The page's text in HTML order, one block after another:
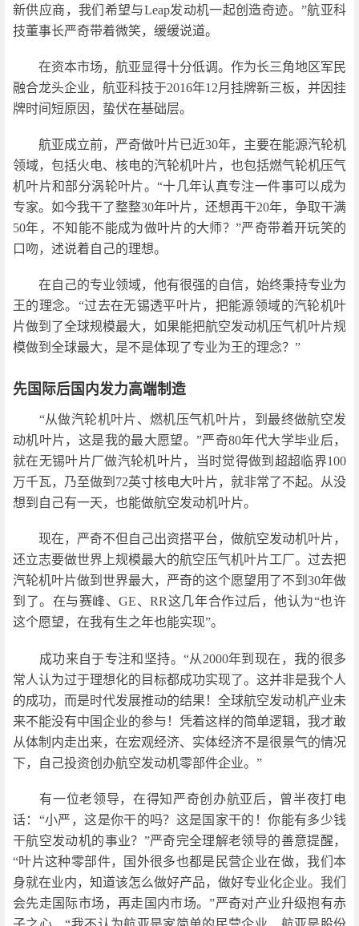
新供应商，我们希望与Leap发动机一起创造奇迹。”航亚科
技董事长严奇带着微笑，缓缓说道。
在资本市场，航亚显得十分低调。作为长三角地区军民
融合龙头企业，航亚科技于2016年12月挂牌新三板，并因挂
牌时间短原因，蛰伏在基础层。
航亚成立前，严奇做叶片已近30年，主要在能源汽轮机
领域，包括火电、核电的汽轮机叶片，也包括燃气轮机压气
机叶片和部分涡轮叶片。“十几年认真专注一件事可以成为
专家。如今我干了整整30年叶片，还想再干20年，争取干满
50年，不知能不能成为做叶片的大师？”严奇带着开玩笑的
口吻，述说着自己的理想。
在自己的专业领域，他有很强的自信，始终秉持专业为
王的理念。“过去在无锡透平叶片，把能源领域的汽轮机叶
片做到了全球规模最大，如果能把航空发动机压气机叶片规
模做到全球最大，是不是体现了专业为王的理念？”
先国际后国内发力高端制造
“从做汽轮机叶片、燃机压气机叶片，到最终做航空发
动机叶片，这是我的最大愿望。”严奇80年代大学毕业后，
就在无锡叶片厂做汽轮机叶片，当时觉得做到超超临界100
万千瓦，乃至做到72英寸核电大叶片，就非常了不起。从没
想到自己有一天，也能做航空发动机叶片。
现在，严奇不但自己出资搭平台，做航空发动机叶片，
还立志要做世界上规模最大的航空压气机叶片工厂。过去把
汽轮机叶片做到世界最大，严奇的这个愿望用了不到30年做
到了。在与赛峰、GE、RR这几年合作过后，他认为“也许
这个愿望，在我有生之年也能实现”。
成功来自于专注和坚持。“从2000年到现在，我的很多
常人认为过于理想化的目标都成功实现了。这并非是我个人
的成功，而是时代发展推动的结果！全球航空发动机产业未
来不能没有中国企业的参与！凭着这样的简单逻辑，我才敢
从体制内走出来，在宏观经济、实体经济不是很景气的情况
下，自己投资创办航空发动机零部件企业。”
有一位老领导，在得知严奇创办航亚后，曾半夜打电
话：“小严，这是你干的吗？这是国家干的！你能有多少钱
干航空发动机的事业？”严奇完全理解老领导的善意提醒，
“叶片这种零部件，国外很多也都是民营企业在做，我们本
身就在业内，知道该怎么做好产品，做好专业化企业。我们
会先走国际市场，再走国内市场。”严奇对产业升级抱有赤